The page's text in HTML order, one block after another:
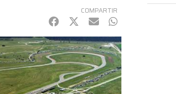
COMPARTIR
Facebook
Twitter
mail WhatsApp